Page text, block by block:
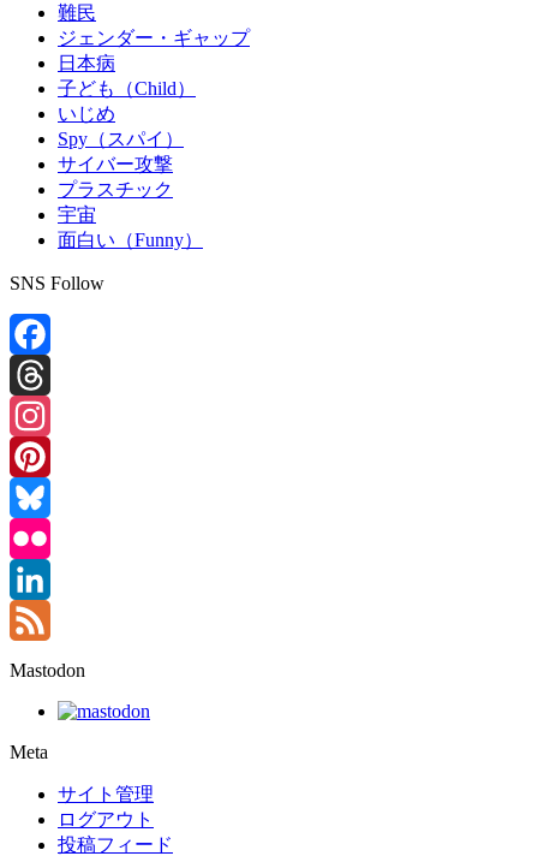
難民
ジェンダー・ギャップ
日本病
子ども（Child）
いじめ
Spy（スパイ）
サイバー攻撃
プラスチック
宇宙
面白い（Funny）
SNS Follow
Facebook
Threads
Instagram
Pinterest
Bluesky
Flickr
LinkedIn
Feed
Mastodon
Meta
サイト管理
ログアウト
投稿フィード